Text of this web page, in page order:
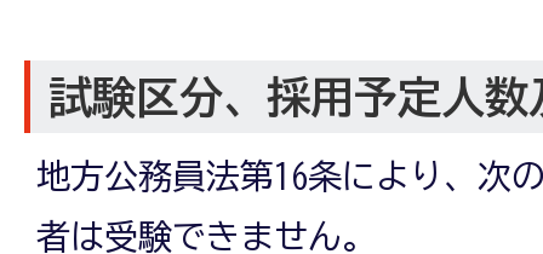
試験区分、採用予定人数
地方公務員法第16条により、次
者は受験できません。